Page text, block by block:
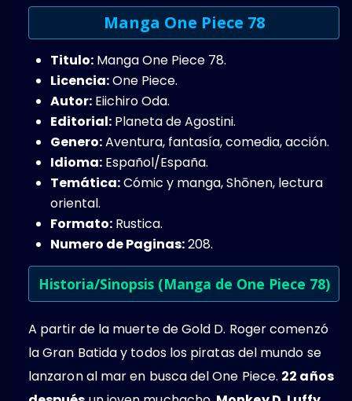
Manga One Piece 78
Titulo: Manga One Piece 78.
Licencia:One Piece.
Autor: Eiichiro Oda.
Editorial: Planeta de Agostini.
Genero:Aventura,​ fantasía, comedia, acción​.
Idioma: Español/España.
Temática:Cómic y manga, Shōnen, lectura
oriental.
Formato: Rustica.
Numero de Paginas:208.
Historia/Sinopsis (Manga de One Piece 78)
A partir de la muerte de Gold D. Roger comenzó
la Gran Batida y todos los piratas del mundo se
lanzaron al mar en busca del One Piece. 22 años